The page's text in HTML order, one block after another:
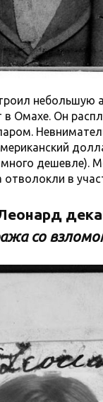
небольшую
в Омахе. Он
дешевле).
отволокли в
со